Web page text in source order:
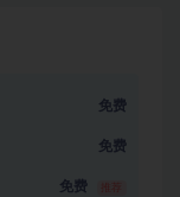
免费
免费
免费